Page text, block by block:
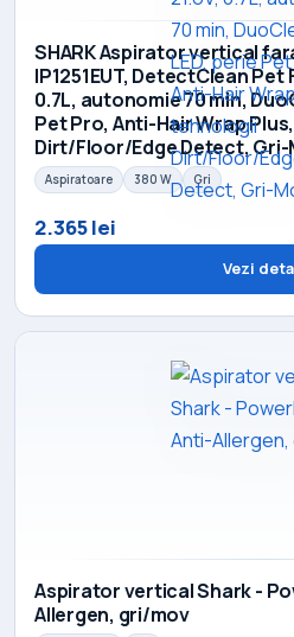
SHARK Aspirator vertical
IP1251EUT, DetectClean Pet
0.7L, autonomie 70 min,
Pet Pro, Anti-Hair Wrap
Dirt/Floor/Edge Detect, Gri-
Aspiratoare 380 W Gri
2.365 lei
Vezi
Aspirator vertical Shark -
Allergen, gri/mov